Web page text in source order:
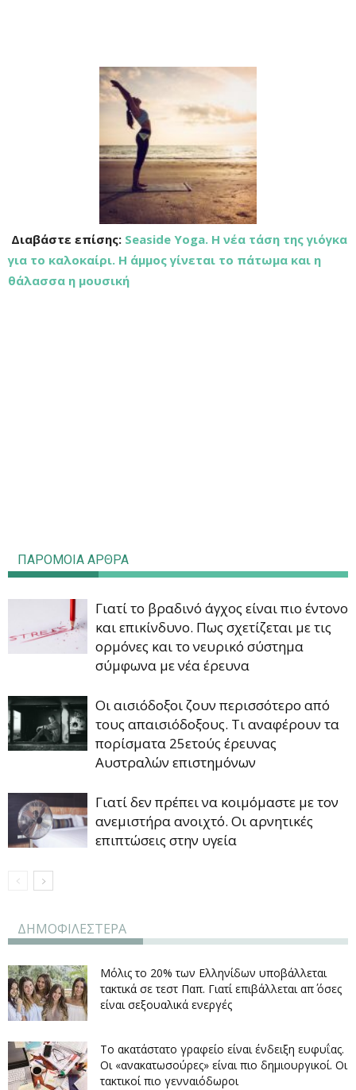
Διαβάστε επίσης: Seaside Yoga. Η νέα τάση της γιόγκα
για το καλοκαίρι. Η άμμος γίνεται το πάτωμα και η
θάλασσα η μουσική
ΠΑΡΟΜΟΙΑ ΑΡΘΡΑ
Γιατί το βραδινό άγχος είναι πιο έντονο
και επικίνδυνο. Πως σχετίζεται με τις
ορμόνες και το νευρικό σύστημα
σύμφωνα με νέα έρευνα
Οι αισιόδοξοι ζουν περισσότερο από
τους απαισιόδοξους. Τι αναφέρουν τα
πορίσματα 25ετούς έρευνας
Αυστραλών επιστημόνων
Γιατί δεν πρέπει να κοιμόμαστε με τον
ανεμιστήρα ανοιχτό. Οι αρνητικές
επιπτώσεις στην υγεία
ΔΗΜΟΦΙΛΕΣΤΕΡΑ
Μόλις το 20% των Ελληνίδων υποβάλλεται
τακτικά σε τεστ Παπ. Γιατί επιβάλλεται απ΄ όσες
είναι σεξουαλικά ενεργές
Το ακατάστατο γραφείο είναι ένδειξη ευφυΐας.
Οι «ανακατωσούρες» είναι πιο δημιουργικοί. Οι
τακτικοί πιο γενναιόδωροι